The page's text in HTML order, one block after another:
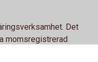
Det
momsregistrerad